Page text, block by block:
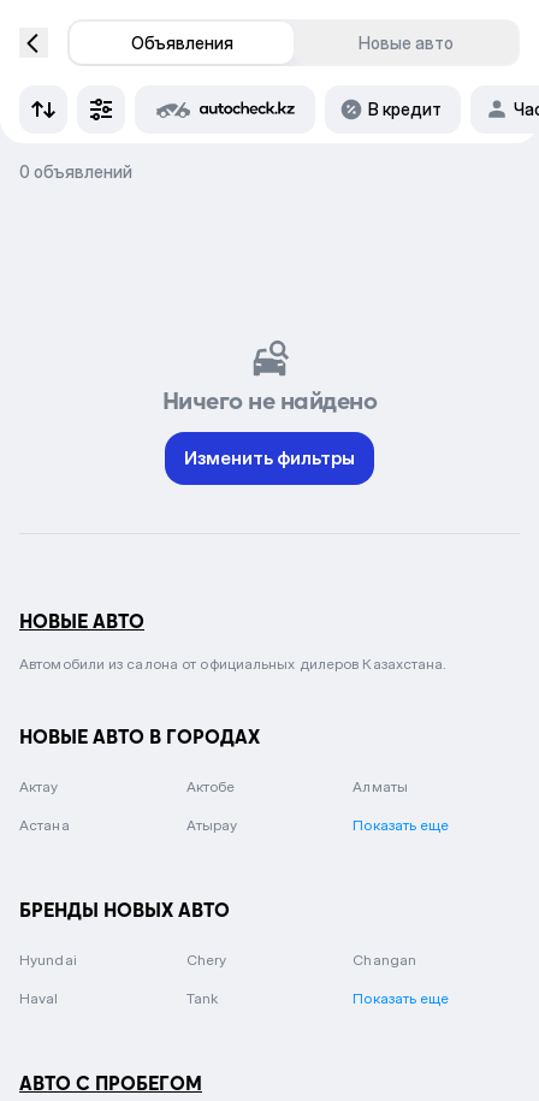
Объявления Новые авто
В кредит
0 объявлений
Ничего не найдено
Изменить фильтры
НОВЫЕ АВТО
Автомобили из салона от официальных дилеров Казахстана.
НОВЫЕ АВТО В ГОРОДАХ
Актау Актобе Алматы
Астана Атырау Показать еще
БРЕНДЫ НОВЫХ АВТО
Hyundai Chery Changan
Haval Tank Показать еще
АВТО С ПРОБЕГОМ